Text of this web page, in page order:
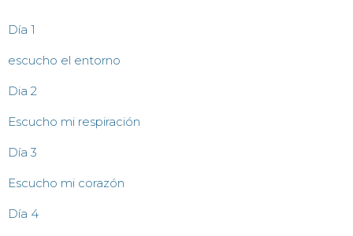
Día 1
escucho el entorno
Dia 2
Escucho mi respiración
Día 3
Escucho mi corazón
Día 4